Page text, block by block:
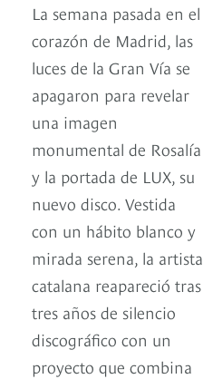
La semana pasada en el
corazón de Madrid, las
luces de la Gran Vía se
apagaron para revelar
una imagen
monumental de Rosalía
y la portada de LUX, su
nuevo disco. Vestida
con un hábito blanco y
mirada serena, la artista
catalana reapareció tras
tres años de silencio
discográfico con un
proyecto que combina